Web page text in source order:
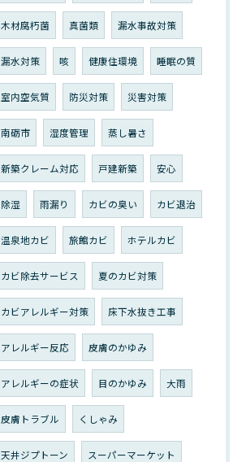
木材腐朽菌 真菌類 漏水事故対策
漏水対策 咳 健康住環境 睡眠の質
室内空気質 防災対策 災害対策
南砺市 湿度管理 蒸し暑さ
新築クレーム対応 戸建新築 安心
除湿 雨漏り カビの臭い カビ退治
温泉地カビ 旅館カビ ホテルカビ
カビ除去サービス 夏のカビ対策
カビアレルギー対策 床下水抜き工事
アレルギー反応 皮膚のかゆみ
アレルギーの症状 目のかゆみ 大雨
皮膚トラブル くしゃみ
天井ジプトーン スーパーマーケット